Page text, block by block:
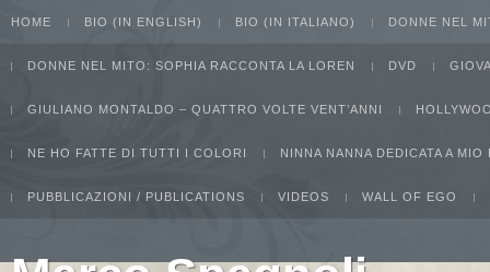
HOME BIO (IN ENGLISH) BIO (IN ITALIANO) DONNE NEL
DONNE NEL MITO: SOPHIA RACCONTA LA LOREN DVD
GIULIANO MONTALDO – QUATTRO VOLTE VENT’ANNI
NE HO FATTE DI TUTTI I COLORI NINNA NANNA DEDICATA A MIO
PUBBLICAZIONI / PUBLICATIONS VIDEOS WALL OF EGO